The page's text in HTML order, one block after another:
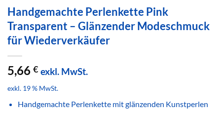
Handgemachte Perlenkette Pink
Transparent – Glänzender Modeschmuck
für Wiederverkäufer
5,66 € exkl. MwSt.
exkl. 19 % MwSt.
Handgemachte Perlenkette mit glänzenden Kunstperlen